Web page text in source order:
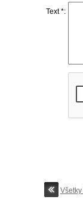
Text *: